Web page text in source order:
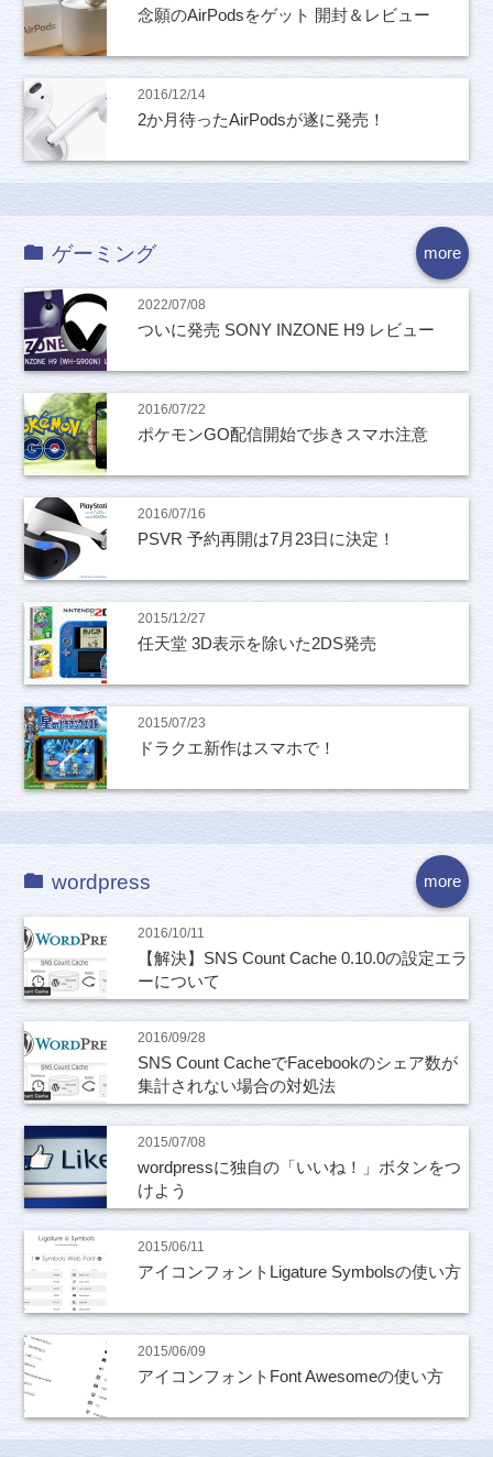
念願のAirPodsをゲット 開封＆レビュー
2016/12/14
2か月待ったAirPodsが遂に発売！
more
ゲーミング
2022/07/08
ついに発売 SONY INZONE H9 レビュー
2016/07/22
ポケモンGO配信開始で歩きスマホ注意
2016/07/16
PSVR 予約再開は7月23日に決定！
2015/12/27
任天堂 3D表示を除いた2DS発売
2015/07/23
ドラクエ新作はスマホで！
more
wordpress
2016/10/11
【解決】SNS Count Cache 0.10.0の設定エラ
ーについて
2016/09/28
SNS Count CacheでFacebookのシェア数が
集計されない場合の対処法
2015/07/08
wordpressに独自の「いいね！」ボタンをつ
けよう
2015/06/11
アイコンフォントLigature Symbolsの使い方
2015/06/09
アイコンフォントFont Awesomeの使い方